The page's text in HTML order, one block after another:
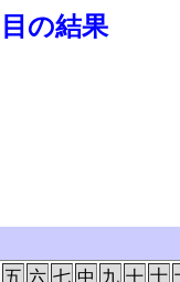
の結果
五 六 七 中 九 十 十